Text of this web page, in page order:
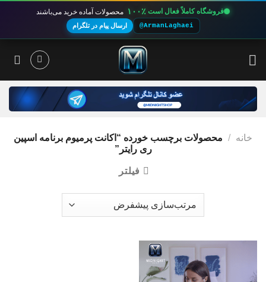
فروشگاه کاملاً فعال است ۱۰۰٪ محصولات آماده خرید می‌باشند
@ArmanLaghaei ارسال پیام در تلگرام
خانه / محصولات برچسب خورده “اکانت پرمیوم برنامه اسپین
ری رایتر”
فیلتر